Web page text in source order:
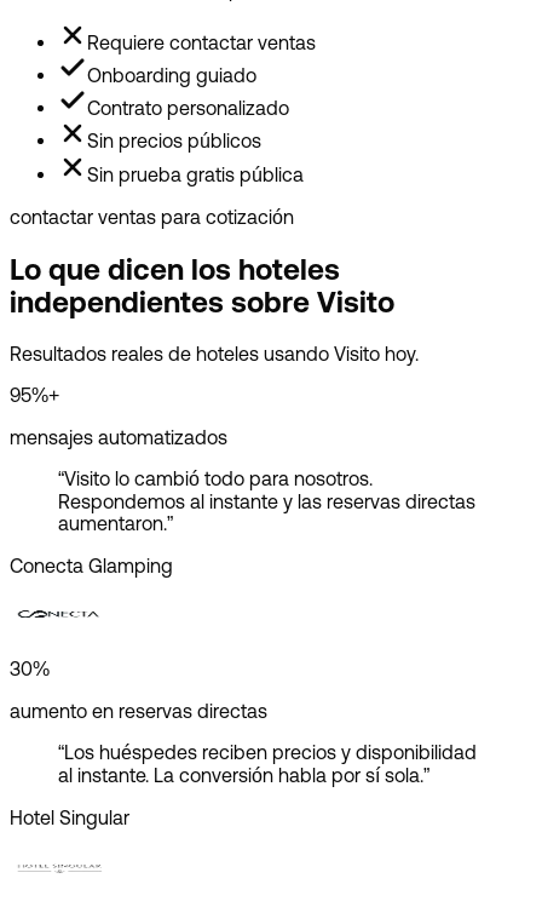
Requiere contactar ventas
Onboarding guiado
Contrato personalizado
Sin precios públicos
Sin prueba gratis pública
contactar ventas para cotización
Lo que dicen los hoteles
independientes sobre Visito
Resultados reales de hoteles usando Visito hoy.
95%+
mensajes automatizados
“Visito lo cambió todo para nosotros.
Respondemos al instante y las reservas directas
aumentaron.”
Conecta Glamping
30%
aumento en reservas directas
“Los huéspedes reciben precios y disponibilidad
al instante. La conversión habla por sí sola.”
Hotel Singular